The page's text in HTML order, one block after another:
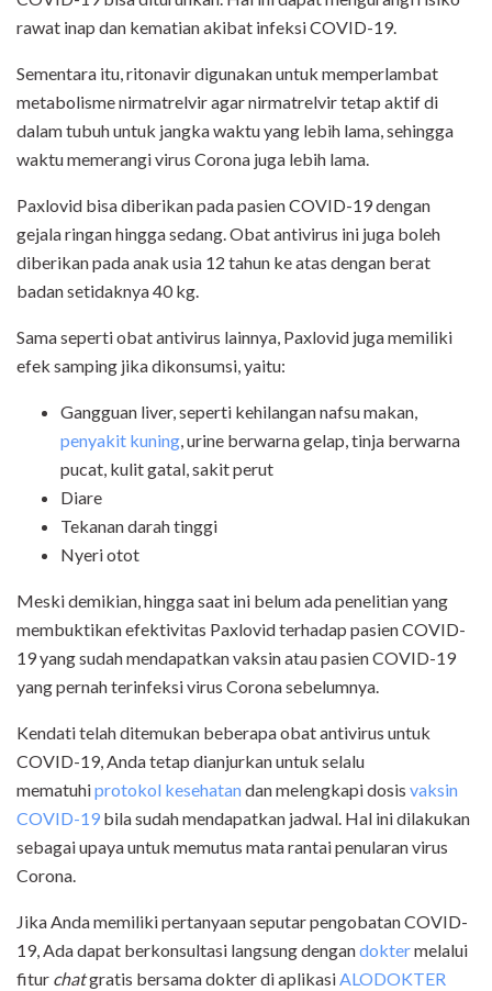
rawat inap dan kematian akibat infeksi COVID-19.
Sementara itu, ritonavir digunakan untuk memperlambat
metabolisme nirmatrelvir agar nirmatrelvir tetap aktif di
dalam tubuh untuk jangka waktu yang lebih lama, sehingga
waktu memerangi virus Corona juga lebih lama.
Paxlovid bisa diberikan pada pasien COVID-19 dengan
gejala ringan hingga sedang. Obat antivirus ini juga boleh
diberikan pada anak usia 12 tahun ke atas dengan berat
badan setidaknya 40 kg.
Sama seperti obat antivirus lainnya, Paxlovid juga memiliki
efek samping jika dikonsumsi, yaitu:
Gangguan liver, seperti kehilangan nafsu makan,
penyakit kuning, urine berwarna gelap, tinja berwarna
pucat, kulit gatal, sakit perut
Diare
Tekanan darah tinggi
Nyeri otot
Meski demikian, hingga saat ini belum ada penelitian yang
membuktikan efektivitas Paxlovid terhadap pasien COVID-
19 yang sudah mendapatkan vaksin atau pasien COVID-19
yang pernah terinfeksi virus Corona sebelumnya.
Kendati telah ditemukan beberapa obat antivirus untuk
COVID-19, Anda tetap dianjurkan untuk selalu
mematuhiprotokol kesehatandan melengkapi dosis vaksin
COVID-19 bila sudah mendapatkan jadwal. Hal ini dilakukan
sebagai upaya untuk memutus mata rantai penularan virus
Corona.
Jika Anda memiliki pertanyaan seputar pengobatan COVID-
19, Ada dapat berkonsultasi langsung dengandoktermelalui
fitur chatgratis bersama dokter di aplikasiALODOKTER